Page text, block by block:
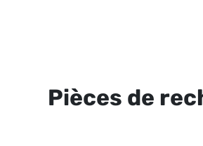
Pièces de